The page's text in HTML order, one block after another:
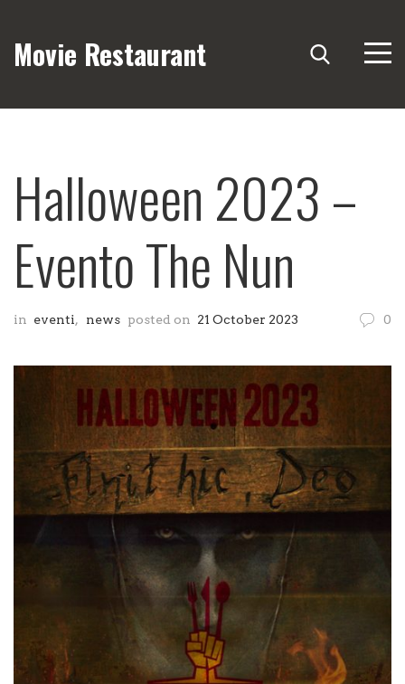
Movie Restaurant
Halloween 2023 –
Evento The Nun
in eventi, news posted on 21 October 2023 0